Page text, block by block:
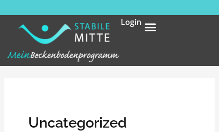
Login
Uncategorized